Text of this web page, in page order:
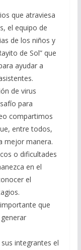
que atraviesa
el equipo de
de los niños y
de Sol” que
ayudar a
de virus
para
compartimos
entre todos,
mejor manera.
o dificultades
en el
el
que
integrantes el